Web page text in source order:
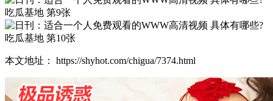
本文地址： https://shyhot.com/chigua/7374.html